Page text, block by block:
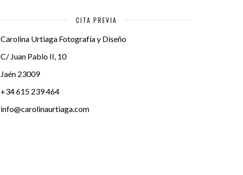
CITA PREVIA
Carolina Urtiaga Fotografía y Diseño
C/ Juan Pablo II, 10
Jaén 23009
+34 615 239 464
info@carolinaurtiaga.com